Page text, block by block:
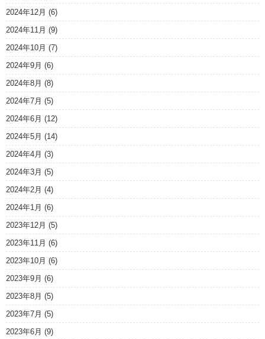
2024年12月 (6)
2024年11月 (9)
2024年10月 (7)
2024年9月 (6)
2024年8月 (8)
2024年7月 (5)
2024年6月 (12)
2024年5月 (14)
2024年4月 (3)
2024年3月 (5)
2024年2月 (4)
2024年1月 (6)
2023年12月 (5)
2023年11月 (6)
2023年10月 (6)
2023年9月 (6)
2023年8月 (5)
2023年7月 (5)
2023年6月 (9)